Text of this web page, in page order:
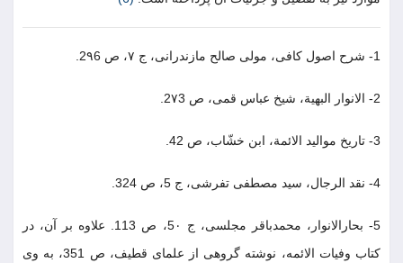
1- شرح اصول كافى، مولى صالح مازندرانى، ج ٧، ص 2٩6.
2- الانوار البهية، شيخ عباس قمى، ص 2٧3.
3- تاريخ مواليد الائمة، ابن خشّاب، ص 42.
4- نقد الرجال، سيد مصطفى تفرشى، ج 5، ص 324.
5- بحارالانوار، محمدباقر مجلسى، ج 5٠، ص 113. علاوه بر آن، در
كتاب وفيات الائمه، نوشته گروهى از علماى قطيف، ص 351، به وى